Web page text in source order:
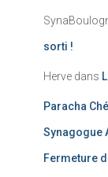
sorti !
Herve dans
Paracha
Synagogue
Fermeture